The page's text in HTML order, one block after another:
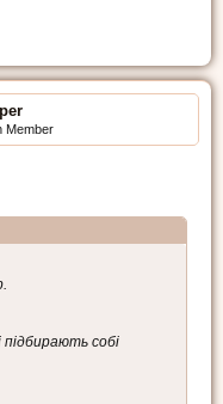
Member
собі